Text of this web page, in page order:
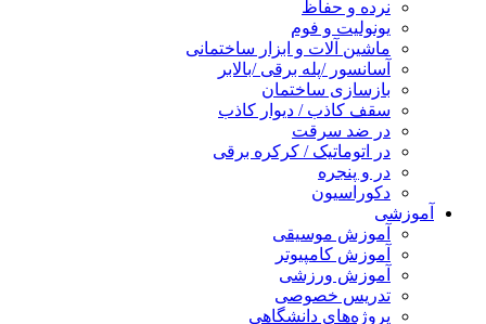
نرده و حفاظ
یونولیت و فوم
ماشین آلات و ابزار ساختمانی
آسانسور /پله برقی /بالابر
بازسازی ساختمان
سقف کاذب / دیوار کاذب
در ضد سرقت
در اتوماتیک / کرکره برقی
در و پنجره
دکوراسیون
آموزشی
آموزش موسیقی
آموزش کامپیوتر
آموزش ورزشی
تدریس خصوصی
پروژه‌های دانشگاهی